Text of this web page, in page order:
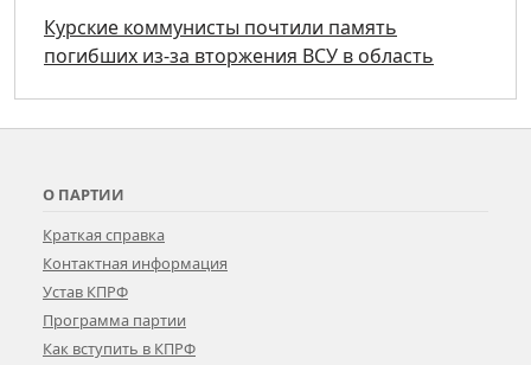
Курские коммунисты почтили память
погибших из-за вторжения ВСУ в область
О ПАРТИИ
Краткая справка
Контактная информация
Устав КПРФ
Программа партии
Как вступить в КПРФ